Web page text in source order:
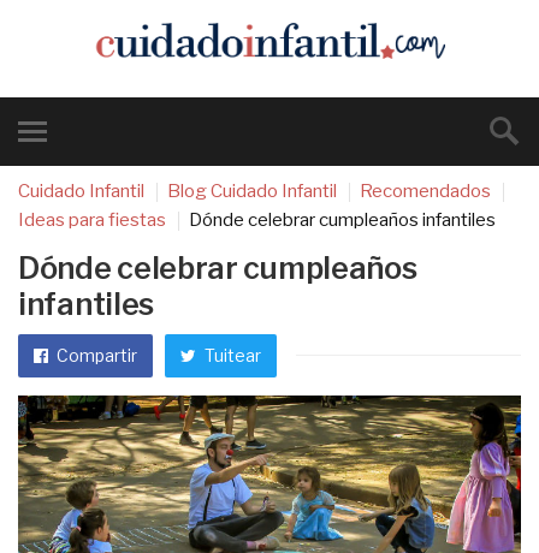
Cuidado Infantil Blog Cuidado Infantil
Recomendados
Ideas para fiestas
Dónde celebrar cumpleaños infantiles
Dónde celebrar cumpleaños
infantiles
Compartir Tuitear